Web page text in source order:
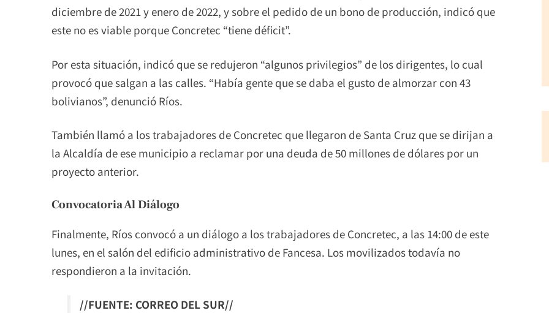
diciembre de 2021 y enero de 2022, y sobre el pedido de un bono de producción, indicó que
este no es viable porque Concretec “tiene déficit”.
Por esta situación, indicó que se redujeron “algunos privilegios” de los dirigentes, lo cual
provocó que salgan a las calles. “Había gente que se daba el gusto de almorzar con 43
bolivianos”, denunció Ríos.
También llamó a los trabajadores de Concretec que llegaron de Santa Cruz que se dirijan a
la Alcaldía de ese municipio a reclamar por una deuda de 50 millones de dólares por un
proyecto anterior.
Convocatoria Al Diálogo
Finalmente, Ríos convocó a un diálogo a los trabajadores de Concretec, a las 14:00 de este
lunes, en el salón del edificio administrativo de Fancesa. Los movilizados todavía no
respondieron a la invitación.
//FUENTE: CORREO DEL SUR//